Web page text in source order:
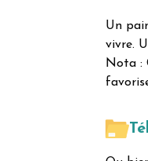
Un
vivre.
Nota :